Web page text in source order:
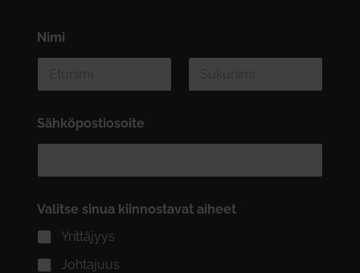
Nimi *
Sähköpostiosoite *
Valitse sinua kiinnostavat aiheet *
Yrittäjyys
Johtajuus